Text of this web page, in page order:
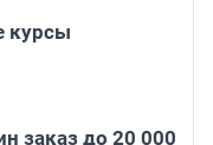
курсы
заказ до 20 000